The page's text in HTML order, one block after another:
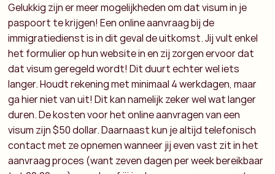
Gelukkig zijn er meer mogelijkheden om dat visum in je
paspoort te krijgen! Een online aanvraag bij de
immigratiedienst is in dit geval de uitkomst. Jij vult enkel
het formulier op hun website in en zij zorgen ervoor dat
dat visum geregeld wordt! Dit duurt echter wel iets
langer. Houdt rekening met minimaal 4 werkdagen, maar
ga hier niet van uit! Dit kan namelijk zeker wel wat langer
duren. De kosten voor het online aanvragen van een
visum zijn $50 dollar. Daarnaast kun je altijd telefonisch
contact met ze opnemen wanneer jij even vast zit in het
aanvraag proces (want zeven dagen per week bereikbaar